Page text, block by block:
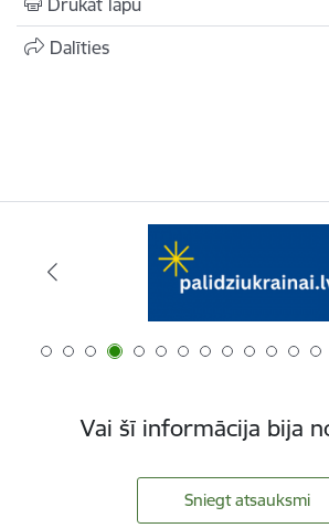
Drukāt lapu
Dalīties
Vai šī informācija bija
Sniegt atsauksmi